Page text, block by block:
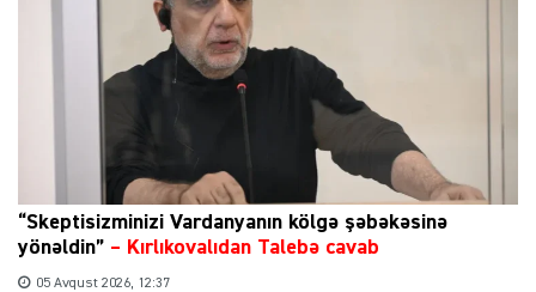
“Skeptisizminizi Vardanyanın kölgə şəbəkəsinə
yönəldin” – Kırlıkovalıdan Talebə cavab
05 Avqust 2026, 12:37